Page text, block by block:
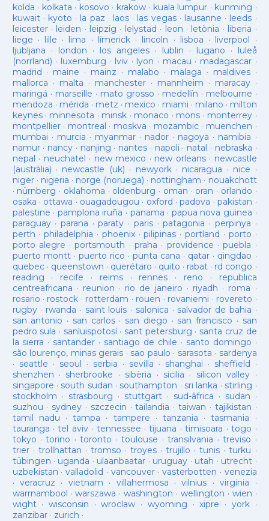
kolda · kolkata · kosovo · krakow· kuala lumpur · kunming ·
kuwait· kyoto · la paz · laos· las vegas· lausanne · leeds ·
leicester· leiden · leipzig · lelystad · leon · letònia · liberia ·
liege · lille · lima · limerick· lincoln · lisboa · liverpool ·
ljubljana · london · los angeles· lublin · lugano · luleå
(norrland) · luxemburg · lviv · lyon · macau · madagascar·
madrid · maine · mainz · malabo · malaga · maldives·
mallorca · malta · manchester· mannheim · maracay·
maringá · marseille · mato grosso · medellín · melbourne ·
mendoza · mérida · metz · mexico · miami · milano · milton
keynes· minnesota · minsk · monaco · mons · monterrey ·
montpellier· montreal · moskva · mozambic· muenchen ·
mumbai · murcia · myanmar· nador · nagoya · namibia ·
namur· nancy · nanjing · nantes · napoli · natal · nebraska ·
nepal · neuchatel · new mexico · new orleans· newcastle
(austràlia) · newcastle (uk) · newyork· nicaragua · nice ·
niger· nigeria · norge (noruega) · nottingham · nouakchott
· nürnberg · oklahoma · oldenburg · oman · oran · orlando ·
osaka · ottawa · ouagadougou · oxford ·padova ·pakistan ·
palestine · pamplona iruña · panama · papua nova guinea ·
paraguay· parana ·paraty · paris·patagonia · perpinya ·
perth ·philadelphia · phoenix·pilipinas ·portland · porto ·
porto alegre ·portsmouth ·praha · providence ·puebla ·
puerto montt· puerto rico ·punta cana · qatar · qingdao ·
quebec· queenstown · querétaro · quito · rabat · rd congo ·
reading · recife · reims· rennes · reno · republica
centreafricana · reunion · rio de janeiro · riyadh · roma ·
rosario · rostock · rotterdam · rouen · rovaniemi · rovereto ·
rugby· rwanda · saint louis · salonica · salvador de bahia ·
san antonio · san carlos· san diego · san francisco · san
pedro sula · sanluispotosí· sant petersburg · santa cruz de
la sierra · santander · santiago de chile · santo domingo ·
são lourenço, minas gerais · sao paulo · sarasota · sardenya
· seattle · seoul · serbia · sevilla · shanghai · sheffield ·
shenzhen · sherbrooke · sibèria · sicilia · silicon valley ·
singapore · south sudan · southampton · sri lanka · stirling ·
stockholm · strasbourg · stuttgart· sud-âfrica · sudan ·
suzhou · sydney · szczecin ·tailandia ·taiwan · tajikistan ·
tamil nadu ·tampa · tampere · tanzania ·tasmania ·
tauranga ·tel aviv· tennessee ·tijuana ·timisoara ·togo ·
tokyo ·torino ·toronto ·toulouse ·transilvania ·treviso ·
trier· trollhattan · tromso · troyes·trujillo ·tunis ·turku ·
tübingen · uganda · ulaanbaatar · uruguay · utah · utrecht ·
uzbekistan · valladolid · vancouver· vasterbotten · venezia
· veracruz · vietnam · villahermosa ·vilnius ·virginia ·
warrnambool ·warszawa ·washington · wellington · wien ·
wight· wisconsin ·wroclaw · wyoming ·xipre · york·
zanzibar· zurich ·